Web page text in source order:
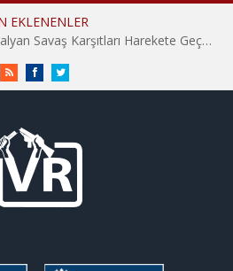
EKLENENLER
Hiroşima’nın 81. Yılında İtalyan Savaş Karşıtları Harekete Geçti: “Hatırlamak yeterli değil”
RSS FacebookTwitter